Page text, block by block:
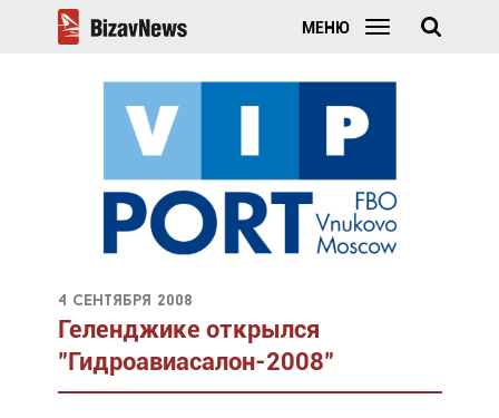
МЕНЮ
4 сентября 2008
Геленджике открылся
"Гидроавиасалон-2008"